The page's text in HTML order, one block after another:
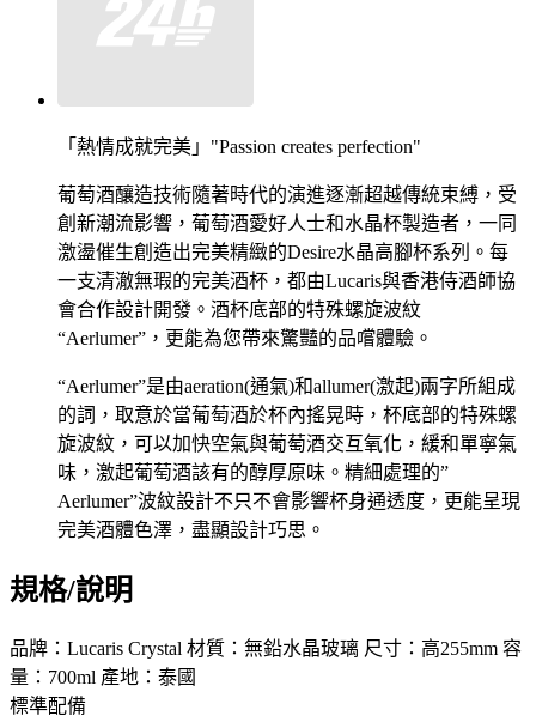
「熱情成就完美」"Passion creates perfection"
葡萄酒釀造技術隨著時代的演進逐漸超越傳統束縛，受
創新潮流影響，葡萄酒愛好人士和水晶杯製造者，一同
激盪催生創造出完美精緻的Desire水晶高腳杯系列。每
一支清澈無瑕的完美酒杯，都由Lucaris與香港侍酒師協
會合作設計開發。酒杯底部的特殊螺旋波紋
“Aerlumer”，更能為您帶來驚豔的品嚐體驗。
“Aerlumer”是由aeration(通氣)和allumer(激起)兩字所組成
的詞，取意於當葡萄酒於杯內搖晃時，杯底部的特殊螺
旋波紋，可以加快空氣與葡萄酒交互氧化，緩和單寧氣
味，激起葡萄酒該有的醇厚原味。精細處理的”
Aerlumer”波紋設計不只不會影響杯身通透度，更能呈現
完美酒體色澤，盡顯設計巧思。
規格/說明
品牌：Lucaris Crystal 材質：無鉛水晶玻璃 尺寸：高255mm 容
量：700ml 產地：泰國
標準配備